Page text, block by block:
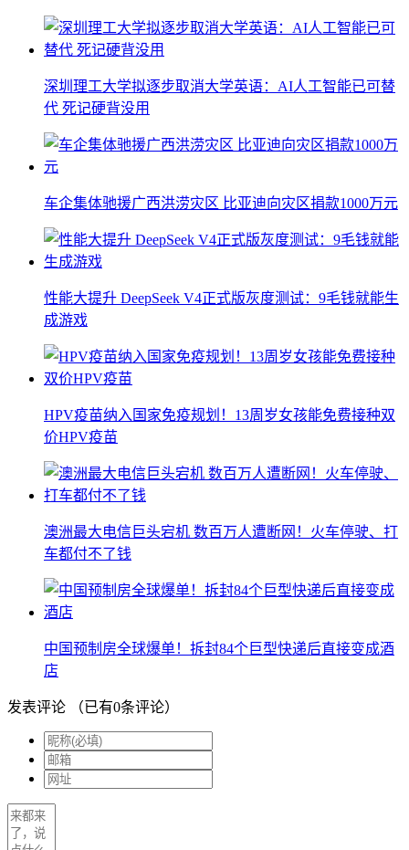
深圳理工大学拟逐步取消大学英语：AI人工智能已可替
代 死记硬背没用
车企集体驰援广西洪涝灾区 比亚迪向灾区捐款1000万元
性能大提升 DeepSeek V4正式版灰度测试：9毛钱就能生
成游戏
HPV疫苗纳入国家免疫规划！13周岁女孩能免费接种双
价HPV疫苗
澳洲最大电信巨头宕机 数百万人遭断网！火车停驶、打
车都付不了钱
中国预制房全球爆单！拆封84个巨型快递后直接变成酒
店
发表评论 （已有0条评论）